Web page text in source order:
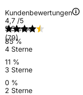
Kundenbewertungen
4,7 /5
(79)
5 Sterne
85 %
4 Sterne
11 %
3 Sterne
0 %
2 Sterne